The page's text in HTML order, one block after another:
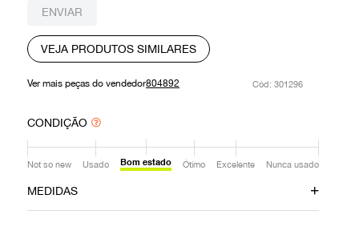
ENVIAR
VEJA PRODUTOS SIMILARES
Ver mais peças do vendedor804892 : 301296
CONDIÇÃO
Not so new Usado Bom estado Ótimo Excelente Nunca usado
MEDIDAS